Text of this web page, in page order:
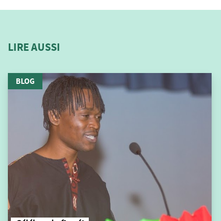
LIRE AUSSI
BLOG